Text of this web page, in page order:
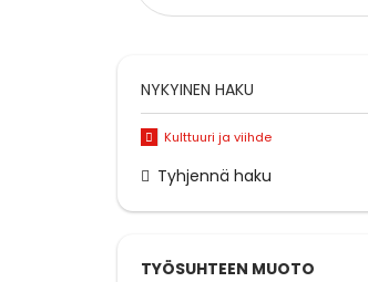
NYKYINEN HAKU
Kulttuuri ja viihde
Tyhjennä haku
TYÖSUHTEEN MUOTO